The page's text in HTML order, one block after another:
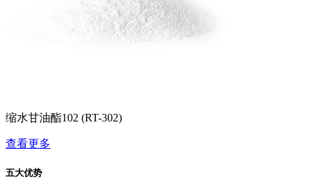
缩水甘油酯102 (RT-302)
查看更多
五大优势